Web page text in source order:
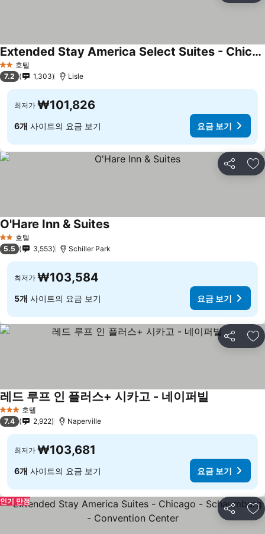
2 성급호텔
Extended Stay America Select Suites - Chicago - Lisle
7.2 1,303 Lisle
최저가 ₩101,826
6개 사이트의 요금 보기 요금 보기
공유 즐
2 성급호텔
O'Hare Inn & Suites
5.5 3,553 Schiller Park
최저가 ₩103,584
5개 사이트의 요금 보기 요금 보기
공유 즐
3 성급 호텔
레드 루프 인 플러스+ 시카고 - 네이퍼빌
7.4 2,922 Naperville
최저가 ₩103,681
6개 사이트의 요금 보기 요금 보기
공유 즐
인기 만점